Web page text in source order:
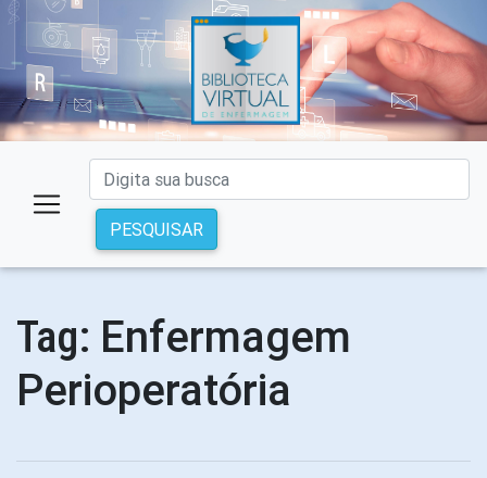
PESQUISAR
Tag: Enfermagem
Perioperatória